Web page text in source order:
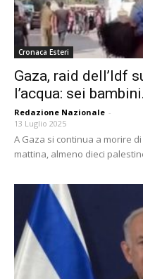
Cronaca Esteri
Gaza, raid dell’Idf
l’acqua: sei
Redazione Nazionale -
13 Luglio 2025
A Gaza si continua a morire
mattina, almeno dieci